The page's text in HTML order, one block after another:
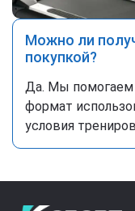
Можно ли
покупкой?
Да. Мы помогаем
формат
условия